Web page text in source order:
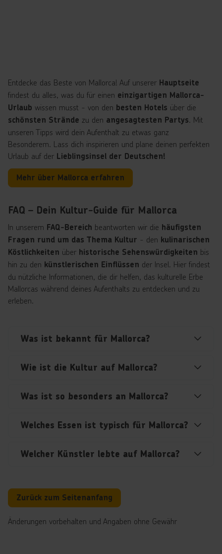
Entdecke das Beste von Mallorca! Auf unserer Hauptseite
findest du alles, was du für einen einzigartigen Mallorca-
Urlaub wissen musst - von den besten Hotels über die
schönsten Strände zu den angesagtesten Partys. Mit
unseren Tipps wird dein Aufenthalt zu etwas ganz
Besonderem. Lass dich inspirieren und plane deinen perfekten
Urlaub auf der Lieblingsinsel der Deutschen!
Mehr über Mallorca erfahren
FAQ – Dein Kultur-Guide für Mallorca
In unserem FAQ-Bereich beantworten wir die häufigsten
Fragen rund um das Thema Kultur - den kulinarischen
Köstlichkeiten über historische Sehenswürdigkeiten bis
hin zu den künstlerischen Einflüssen der Insel. Hier findest
du nützliche Informationen, die dir helfen, das kulturelle Erbe
Mallorcas während deines Aufenthalts zu entdecken und zu
erleben.
Was ist bekannt für Mallorca?
Wie ist die Kultur auf Mallorca?
Was ist so besonders an Mallorca?
Welches Essen ist typisch für Mallorca?
Welcher Künstler lebte auf Mallorca?
Zurück zum Seitenanfang
Änderungen vorbehalten und Angaben ohne Gewähr